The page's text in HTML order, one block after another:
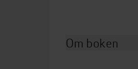
Om boken